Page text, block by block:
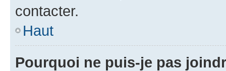
contacter.
Haut
Pourquoi ne puis-je pas